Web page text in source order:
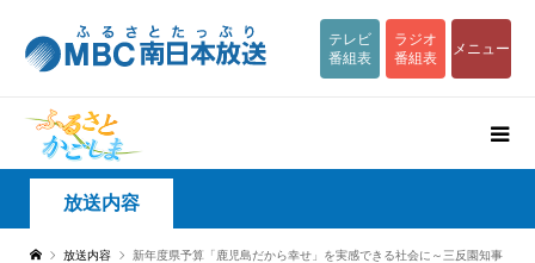
テレビ
番組表
ラジオ
番組表
メニュー
放送内容
放送内容
新年度県予算「鹿児島だから幸せ」を実感できる社会に～三反園知事